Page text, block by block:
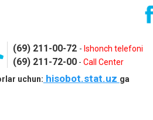
(69) 211-00-72 - Ishonch telefoni
(69) 211-72-00- Call Center
uchun: hisobot.stat.uz ga